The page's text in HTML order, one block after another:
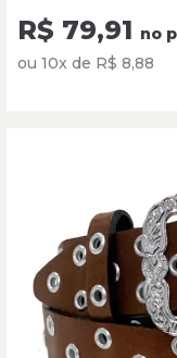
R$ 79,91 no
ou 10x de R$ 8,88